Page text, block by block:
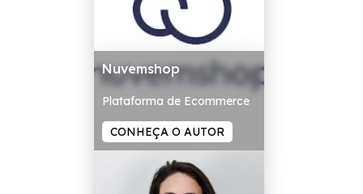
Nuvemshop
Plataforma de Ecommerce
CONHEÇA O AUTOR